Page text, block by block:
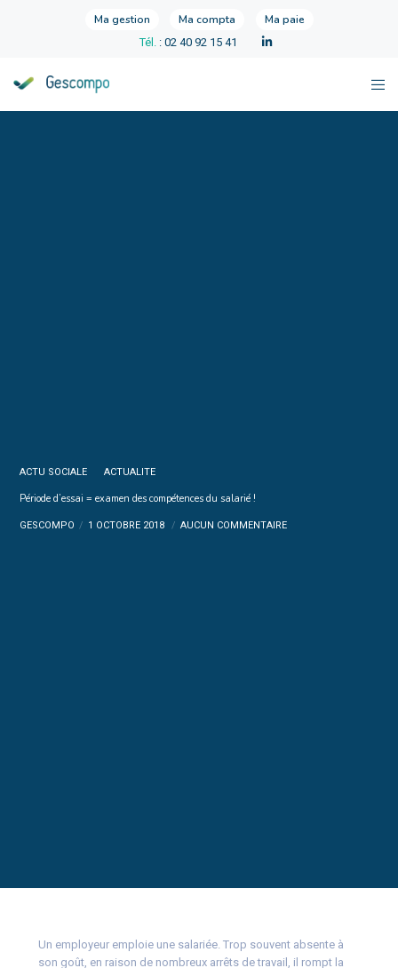
Ma gestion Ma compta Ma paie
Tél. : 02 40 92 15 41
ACTU SOCIALE ACTUALITE
Période d’essai = examen des compétences du salarié !
GESCOMPO 1 OCTOBRE 2018 AUCUN COMMENTAIRE
Un employeur emploie une salariée. Trop souvent absente à
son goût, en raison de nombreux arrêts de travail, il rompt la